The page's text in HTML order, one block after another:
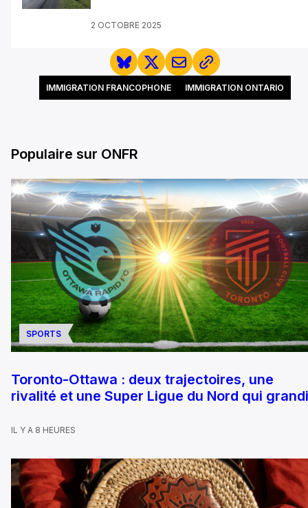
2 OCTOBRE 2025
IMMIGRATION FRANCOPHONE IMMIGRATION ONTARIO
Populaire sur ONFR
SPORTS
Toronto-Ottawa : deux trajectoires, une
rivalité et une Super Ligue du Nord qui
IL Y A 8 HEURES